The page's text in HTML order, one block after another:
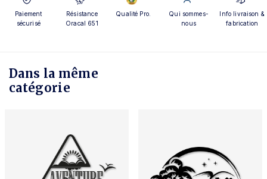
Paiement
sécurisé
Résistance
Oracal 651
Qualité Pro.
Qui sommes-
nous
Info livraison &
fabrication
Dans la même
catégorie